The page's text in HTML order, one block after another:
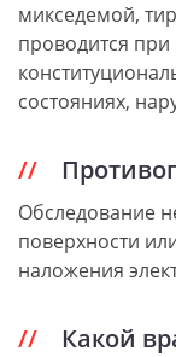
микседемой,
проводится при
состояниях,
Обследование
поверхности
наложения
Какой